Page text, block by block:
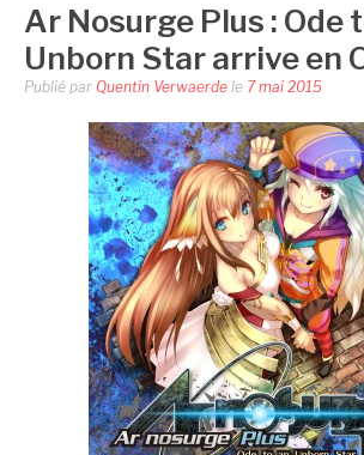
Ar Nosurge Plus : Ode
Unborn Star arrive en
Publié par Quentin Verwaerde le 7 mai 2015